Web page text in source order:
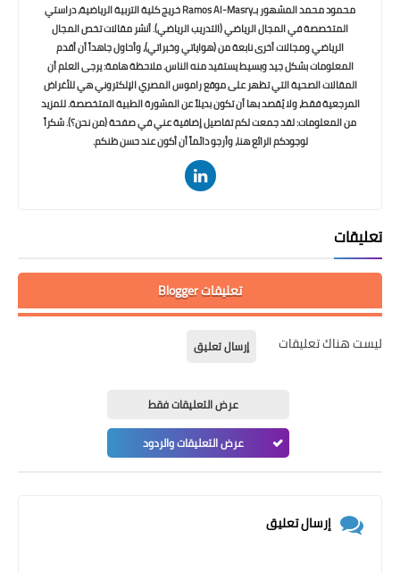
محمود محمد المشهور بـRamos Al-Masry خريج كلية التربية الرياضية، دراستي
المتخصصة في المجال الرياضي (التدريب الرياضي). أنشر مقالات تخص المجال
الرياضي ومجالات أخرى نابعة من (هواياتي وخبراتي)، وأحاول جاهداً أن أقدم
المعلومات بشكل جيد وبسيط يستفيد منه الناس. ملاحظة هامة: يرجى العلم أن
المقالات الصحية التي تظهر على موقع راموس المصري الإلكتروني هي للأغراض
المرجعية فقط، ولا يُقصد بها أن تكون بديلاً عن المشورة الطبية المتخصصة. للمزيد
من المعلومات: لقد جمعت لكم تفاصيل إضافية عني في صفحة (من نحن؟). شكراً
لوجودكم الرائع هنا، وأرجو دائماً أن أكون عند حسن ظنكم.
تعليقات
تعليقات Blogger
ليست هناك تعليقات إرسال تعليق
عرض التعليقات فقط
عرض التعليقات والردود
إرسال تعليق